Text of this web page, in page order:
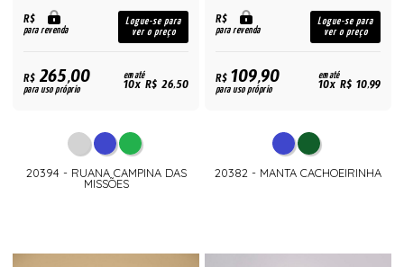
R$
para revenda
Logue-se para
ver o preço
R$265,00
para uso próprio
em até
10x R$ 26,50
20394 - RUANA CAMPINA DAS
MISSÕES
R$
para revenda
Logue-se para
ver o preço
R$109,90
para uso próprio
em até
10x R$ 10,99
20382 - MANTA CACHOEIRINHA